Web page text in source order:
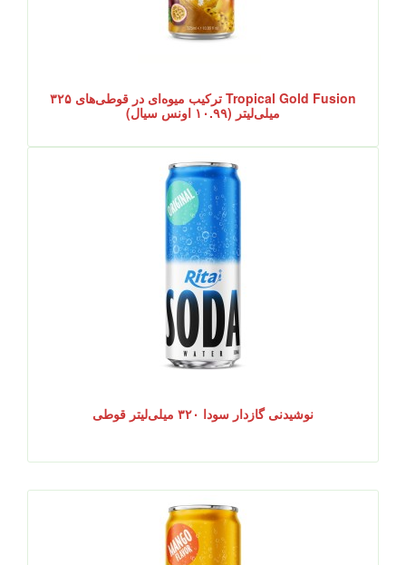
Tropical Gold Fusion ترکیب میوه‌ای در قوطی‌های ۳۲۵
میلی‌لیتر (۱۰.۹۹ اونس سیال)
نوشیدنی گازدار سودا ۳۲۰ میلی‌لیتر قوطی